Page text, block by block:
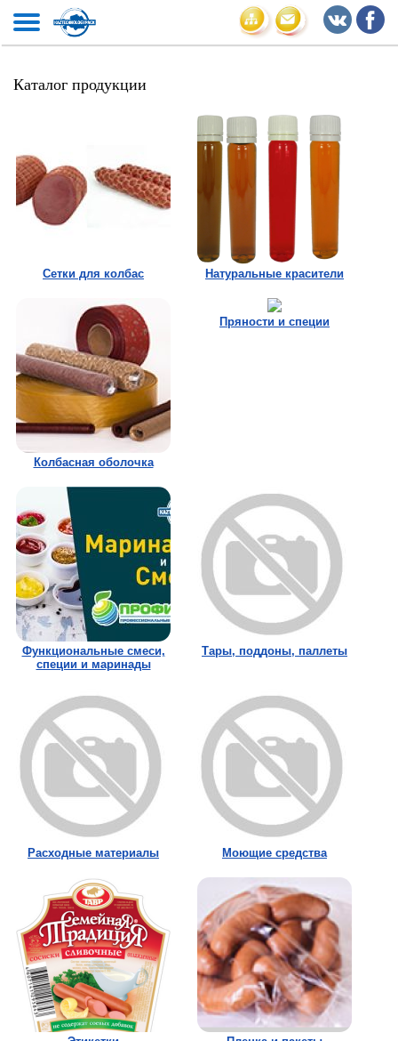
Каталог продукции
Сетки для колбас Натуральные красители
Колбасная оболочка
Пряности и специи
Функциональные смеси,
специи и маринады
Тары, поддоны, паллеты
Расходные материалы Моющие средства